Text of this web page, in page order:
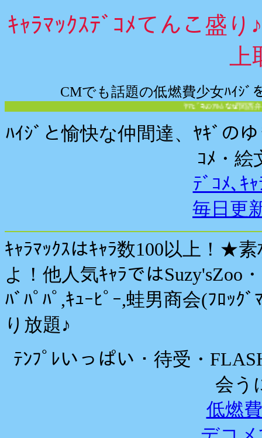
ｷｬﾗﾏｯｸｽﾃﾞｺﾒてんこ盛り
CMでも話題の低燃費少女ﾊｲｼﾞ
ﾔﾏﾋﾞｺのｱﾙﾑなぜ関西弁～
ﾊｲｼﾞと愉快な仲間達、ﾔｷﾞの
ｺﾒ・絵
ﾃﾞｺﾒ､ｷ
毎日更
ｷｬﾗﾏｯｸｽはｷｬﾗ数100以上！★
よ！他人気ｷｬﾗではSuzy'sZoo
ﾊﾞﾊﾟﾊﾟ,ｷｭｰﾋﾟｰ,蛙男商会(ﾌﾛｯｸ
り放題♪
ﾃﾝﾌﾟﾚいっぱい・待受・
会う
低燃